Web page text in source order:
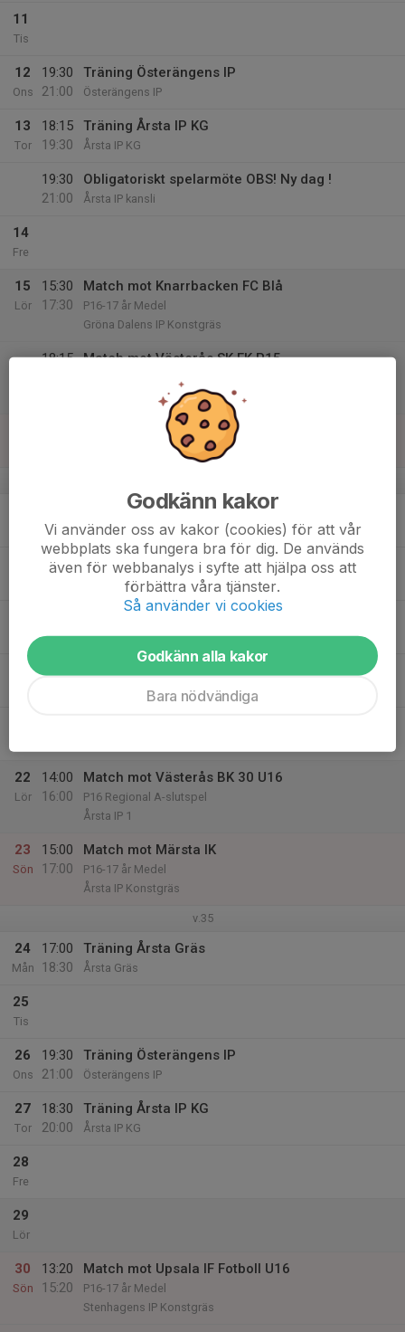
11
Tis
12
Ons
19:30
21:00
Träning Österängens IP
Österängens IP
13
Tor
18:15
19:30
Träning Årsta IP KG
Årsta IP KG
19:30
21:00
Obligatoriskt spelarmöte OBS! Ny dag !
Årsta IP kansli
14
Fre
15
Lör
15:30
17:30
Match mot Knarrbacken FC Blå
P16-17 år Medel
Gröna Dalens IP Konstgräs
18:15
Match mot Västerås SK FK P15
18:30
Träning Årsta Gräs
Årsta Gräs
21:00
Österängens IP
20
22
Lör
14:00
16:00
Match mot Västerås BK 30 U16
P16 Regional A-slutspel
Årsta IP 1
23
Sön
15:00
17:00
Match mot Märsta IK
P16-17 år Medel
Årsta IP Konstgräs
v.35
24
Mån
17:00
18:30
Träning Årsta Gräs
Årsta Gräs
25
Tis
26
Ons
19:30
21:00
Träning Österängens IP
Österängens IP
27
Tor
18:30
20:00
Träning Årsta IP KG
Årsta IP KG
28
Fre
29
Lör
30
Sön
13:20
15:20
Match mot Upsala IF Fotboll U16
P16-17 år Medel
Stenhagens IP Konstgräs
Godkänn kakor
Vi använder oss av kakor (cookies) för att vår
webbplats ska fungera bra för dig. De används
även för webbanalys i syfte att hjälpa oss att
förbättra våra tjänster.
Så använder vi cookies
Godkänn alla kakor
Bara nödvändiga